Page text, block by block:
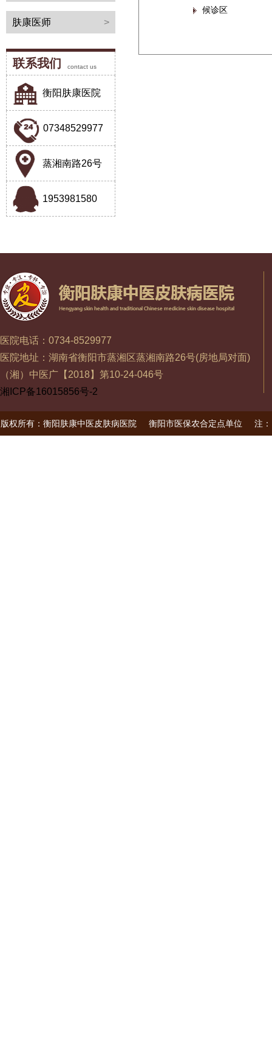
肤康医师 >
联系我们 contact us
衡阳肤康医院
07348529977
蒸湘南路26号
1953981580
候诊区
医院电话：0734-8529977
医院地址：湖南省衡阳市蒸湘区蒸湘南路26号(房地局对面)
（湘）中医广【2018】第10-24-046号
湘ICP备16015856号-2
版权所有：衡阳肤康中医皮肤病医院 衡阳市医保农合定点单位 注：